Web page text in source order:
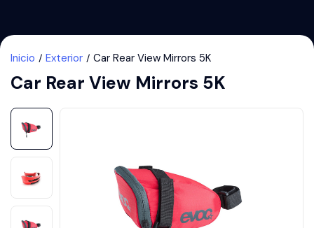
Inicio Exterior Car Rear View Mirrors 5K
Car Rear View Mirrors 5K